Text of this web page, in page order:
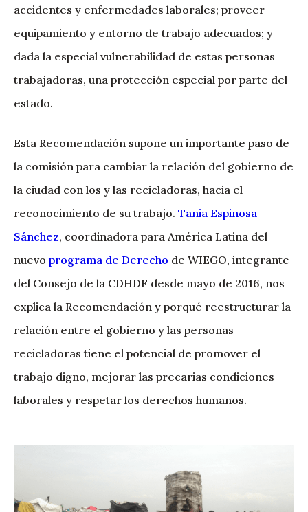
accidentes y enfermedades laborales; proveer
equipamiento y entorno de trabajo adecuados; y
dada la especial vulnerabilidad de estas personas
trabajadoras, una protección especial por parte del
estado.
Esta Recomendación supone un importante paso de
la comisión para cambiar la relación del gobierno de
la ciudad con los y las recicladoras, hacia el
reconocimiento de su trabajo. Tania Espinosa
Sánchez, coordinadora para América Latina del
nuevo programa de Derecho de WIEGO, integrante
del Consejo de la CDHDF desde mayo de 2016, nos
explica la Recomendación y porqué reestructurar la
relación entre el gobierno y las personas
recicladoras tiene el potencial de promover el
trabajo digno, mejorar las precarias condiciones
laborales y respetar los derechos humanos.